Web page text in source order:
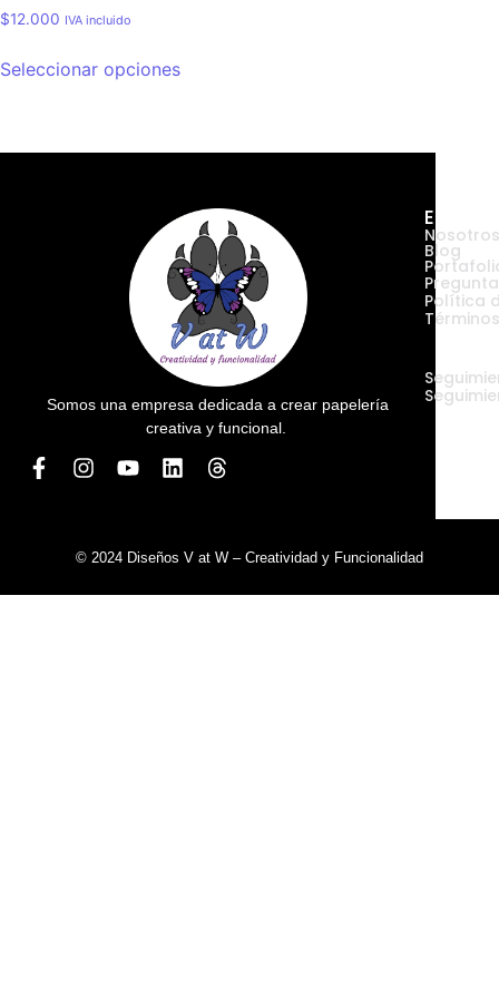
$12.000 IVA incluido
Seleccionar opciones
Somos una empresa dedicada a crear papelería
creativa y funcional.
Nosotros
Blog
Política
© 2024 Diseños V at W – Creatividad y Funcionalidad